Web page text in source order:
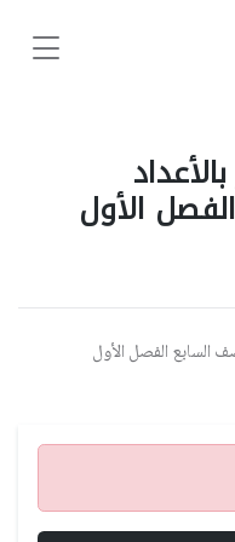
الأول
السابع الفصل الأول